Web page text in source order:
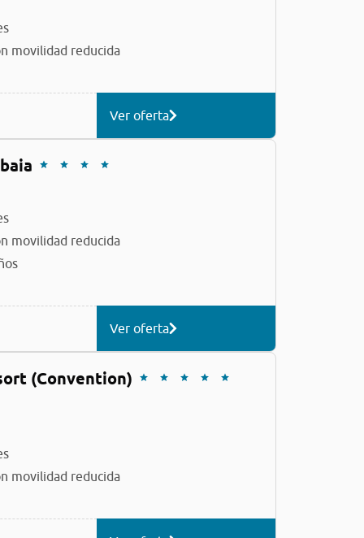
movilidad reducida
Ver oferta
movilidad reducida
Ver oferta
(Convention)
movilidad reducida